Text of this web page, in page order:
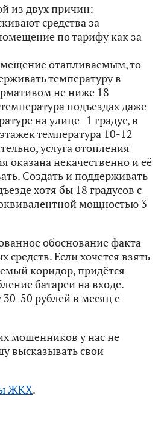
из двух причин:
средства за
по тарифу как за
отапливаемым, то
температуру в
не ниже 18
подъездах даже
на улице -1 градус, в
температура 10-12
услуга отопления
оказана некачественно и её
Создать и поддерживать
хотя бы 18 градусов с
мощностью 3
обоснование факта
Если хочется взять
коридор, придётся
батареи на входе.
50 рублей в месяц с
мошенников у нас не
высказывать свои
ЖКХ.